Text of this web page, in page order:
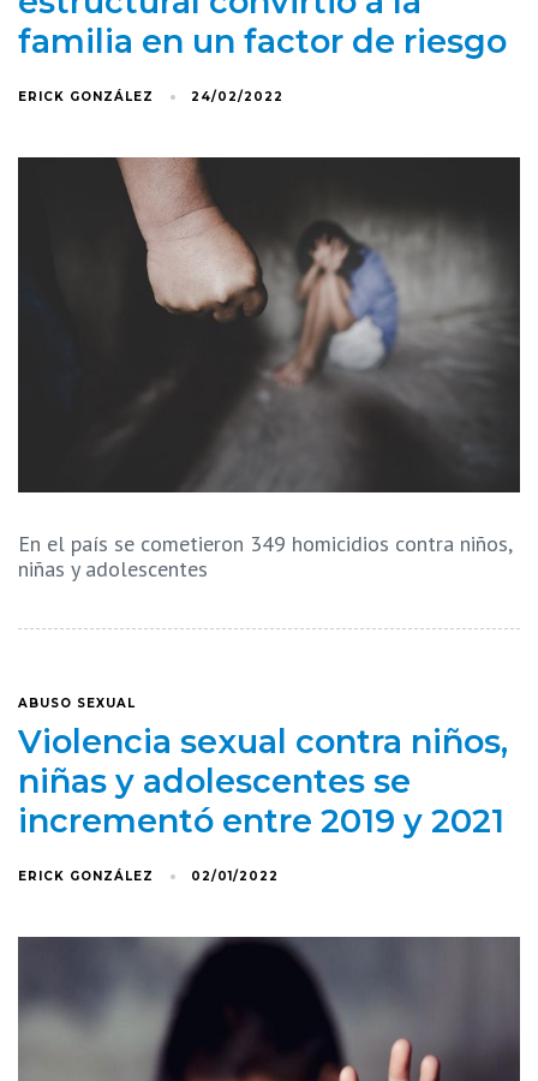
familia en un factor de riesgo
ERICK GONZÁLEZ 24/02/2022
En el país se cometieron 349 homicidios contra niños,
niñas y adolescentes
ABUSO SEXUAL
Violencia sexual contra niños,
niñas y adolescentes se
incrementó entre 2019 y 2021
ERICK GONZÁLEZ 02/01/2022